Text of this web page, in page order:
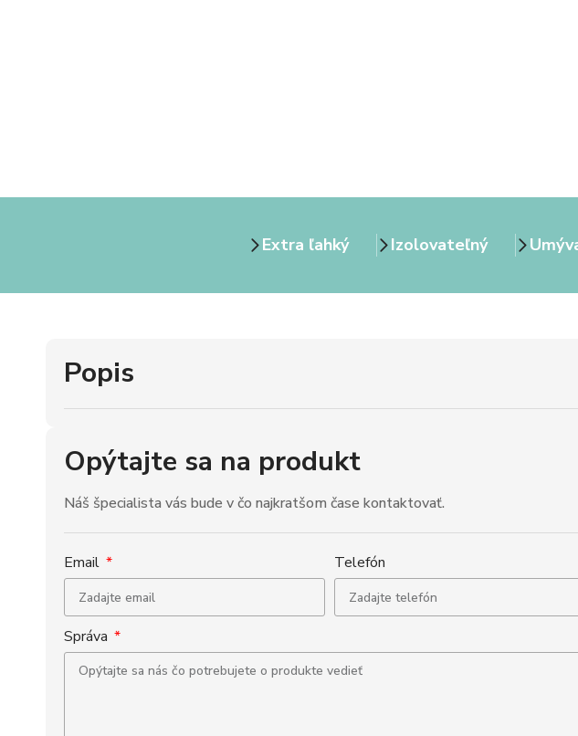
Extra ľahký Izolovateľný
Popis
Opýtajte sa na produkt
Náš špecialista vás bude v čo najkratšom čase kontaktovať.
Email Telefón
Správa